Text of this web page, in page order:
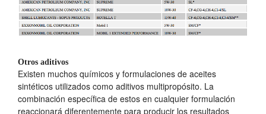
Otros aditivos
Existen muchos químicos y formulaciones de aceites
sintéticos utilizados como aditivos multipropósito. La
combinación específica de estos en cualquier formulación
reaccionará diferentemente para producir los resultados